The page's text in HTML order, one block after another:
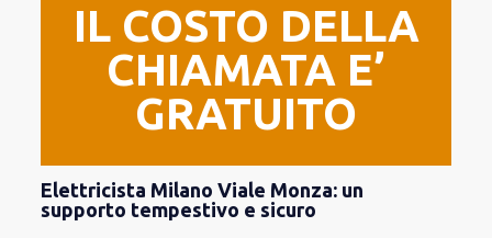
IL COSTO DELLA
CHIAMATA E’
GRATUITO
Elettricista Milano Viale Monza: un
supporto tempestivo e sicuro